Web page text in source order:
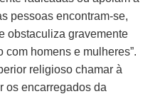
pessoas encontram-se,
obstaculiza gravemente
com homens e mulheres”.
religioso chamar à
os encarregados da